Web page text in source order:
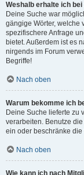
Weshalb erhalte ich
Deine Suche war
gängige Wörter, welche
spezifischere Anfrage
bietet. Außerdem ist es
nirgends im Forum
Begriffe!
Nach oben
Warum bekomme ich
Deine Suche lieferte zu
verarbeiten. Benutze
ein oder beschränke
Nach oben